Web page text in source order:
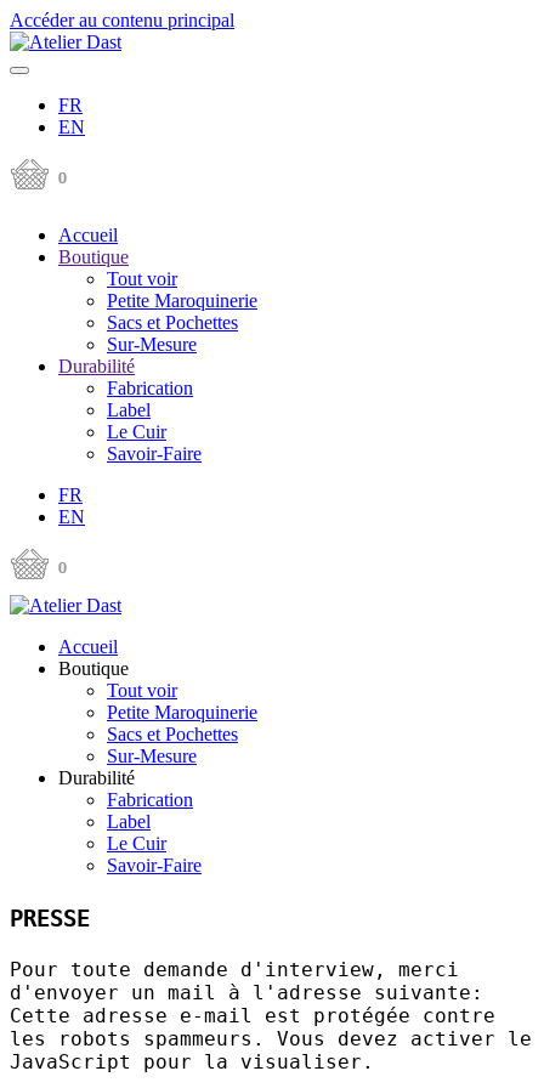
Accéder au contenu principal
FR
EN
Accueil
Boutique
Tout voir
Petite Maroquinerie
Sacs et Pochettes
Sur-Mesure
Durabilité
Fabrication
Label
Le Cuir
Savoir-Faire
FR
EN
Accueil
Boutique
Tout voir
Petite Maroquinerie
Sacs et Pochettes
Sur-Mesure
Durabilité
Fabrication
Label
Le Cuir
Savoir-Faire
PRESSE
Pour toute demande d'interview, merci
d'envoyer un mail à l'adresse suivante:
Cette adresse e-mail est protégée contre
les robots spammeurs. Vous devez activer le
JavaScript pour la visualiser.